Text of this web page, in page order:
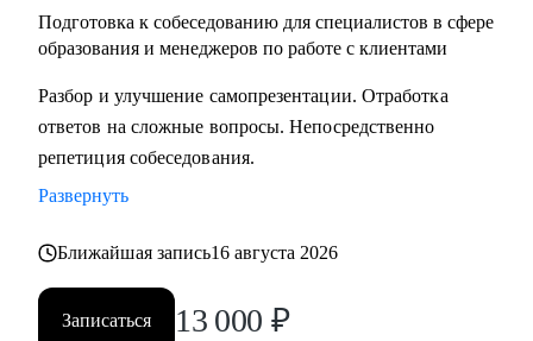
• Менеджерам по продажам и по работе с клиентами.
• Новичкам, кто только начинает свой путь.
• Опытным специалистам, которые хотят сделать шаг
вперед в своей карьере.
Подготовка к собеседованию для специалистов в сфере
образования и менеджеров по работе с клиентами
Разбор и улучшение самопрезентации. Отработка
ответов на сложные вопросы. Непосредственно
репетиция собеседования.
Развернуть
Ближайшая запись16 августа 2026
Записаться 13 000 ₽